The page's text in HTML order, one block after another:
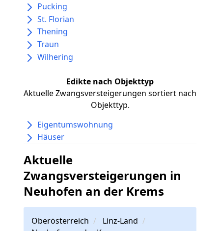
Pucking
St. Florian
Thening
Traun
Wilhering
Edikte nach Objekttyp
Aktuelle Zwangsversteigerungen sortiert nach
Objekttyp.
Eigentumswohnung
Häuser
Aktuelle
Zwangsversteigerungen in
Neuhofen an der Krems
Oberösterreich
Linz-Land